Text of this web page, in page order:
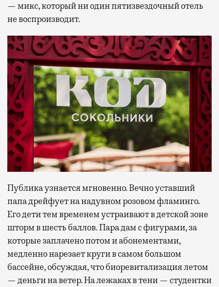
— микс, который ни один пятизвездочный отель
не воспроизводит.
Публика узнается мгновенно. Вечно уставший
папа дрейфует на надувном розовом фламинго.
Его дети тем временем устраивают в детской зоне
шторм в шесть баллов. Пара дам с фигурами, за
которые заплачено потом и абонементами,
медленно нарезает круги в самом большом
бассейне, обсуждая, что биоревитализация летом
— деньги на ветер. На лежаках в тени — студентки